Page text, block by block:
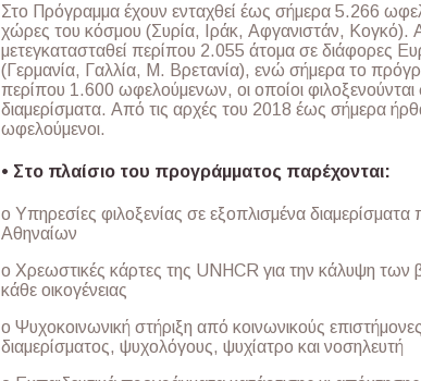
Στο Πρόγραμμα έχουν ενταχθεί έως σήμερα 5.266
χώρες του κόσμου (Συρία, Ιράκ, Αφγανιστάν, Κογκό).
μετεγκατασταθεί περίπου 2.055 άτομα σε διάφορες
(Γερμανία, Γαλλία, Μ. Βρετανία), ενώ σήμερα το
περίπου 1.600 ωφελούμενων, οι οποίοι
διαμερίσματα. Από τις αρχές του 2018 έως σήμερα
ωφελούμενοι.
• Στο πλαίσιο του προγράμματος παρέχονται:
o Υπηρεσίες φιλοξενίας σε εξοπλισμένα διαμερίσματα
Αθηναίων
o Χρεωστικές κάρτες της UNHCR για την κάλυψη των
κάθε οικογένειας
o Ψυχοκοινωνική στήριξη από κοινωνικούς επιστήμονες,
διαμερίσματος, ψυχολόγους, ψυχίατρο και νοσηλευτή